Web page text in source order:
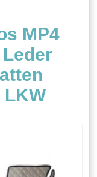
MP4